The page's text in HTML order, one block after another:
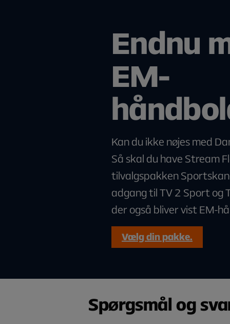
Endnu
EM-
Kan du ikke nøjes med
Så skal du have Stream
tilvalgspakken
adgang til TV 2 Sport og
der også bliver vist EM-
Vælg din pakke.
Spørgsmål og